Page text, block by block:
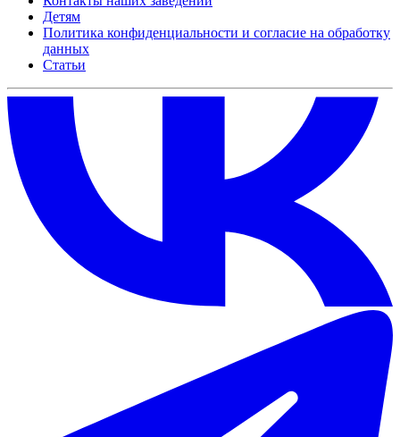
Детям
Политика конфиденциальности и согласие на обработку
данных
Статьи